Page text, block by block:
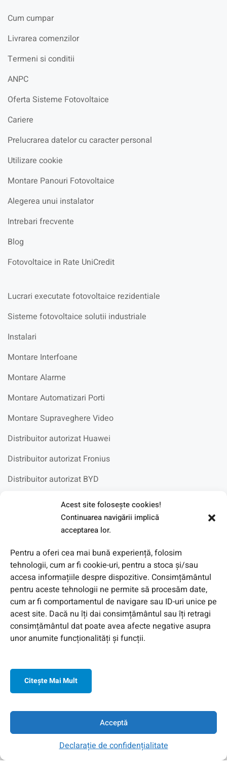
Acest site foloseşte cookies!
Continuarea navigării implică
acceptarea lor.
Pentru a oferi cea mai bună experiență, folosim
tehnologii, cum ar fi cookie-uri, pentru a stoca și/sau
accesa informațiile despre dispozitive. Consimțământul
pentru aceste tehnologii ne permite să procesăm date,
cum ar fi comportamentul de navigare sau ID-uri unice pe
acest site. Dacă nu îți dai consimțământul sau îți retragi
consimțământul dat poate avea afecte negative asupra
unor anumite funcționalități și funcții.
Citeşte Mai Mult
Acceptă
Declarație de confidențialitate
Cum cumpar
Livrarea comenzilor
Termeni si conditii
ANPC
Oferta Sisteme Fotovoltaice
Cariere
Prelucrarea datelor cu caracter personal
Utilizare cookie
Montare Panouri Fotovoltaice
Alegerea unui instalator
Intrebari frecvente
Blog
Fotovoltaice in Rate UniCredit
Lucrari executate fotovoltaice rezidentiale
Sisteme fotovoltaice solutii industriale
Instalari
Montare Interfoane
Montare Alarme
Montare Automatizari Porti
Montare Supraveghere Video
Distribuitor autorizat Huawei
Distribuitor autorizat Fronius
Distribuitor autorizat BYD
Fotovoltaice in scoli
Contul Meu Căutare